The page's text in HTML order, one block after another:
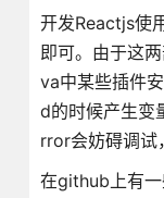
开发Reactjs使
即可。由于这
va中某些插件
d的时候产生变
rror会妨碍调试
在github上有